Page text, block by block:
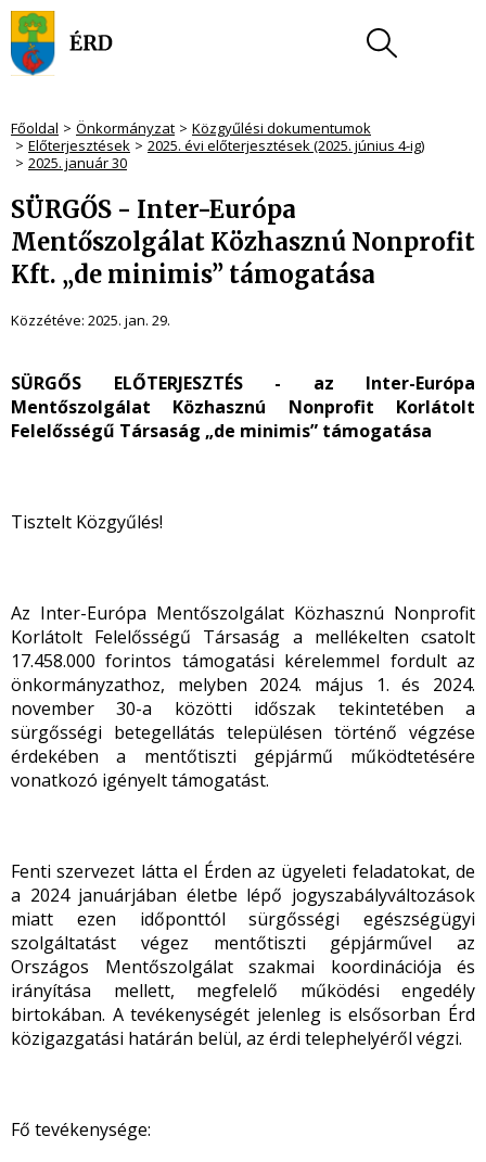
Főoldal Önkormányzat
Közgyűlési dokumentumok
Előterjesztések
2025. évi előterjesztések (2025. június 4-ig)
2025. január 30
SÜRGŐS - Inter-Európa
Mentőszolgálat Közhasznú Nonprofit
Kft. „de minimis” támogatása
Közzétéve: 2025. jan. 29.
SÜRGŐS ELŐTERJESZTÉS - az Inter-Európa
Mentőszolgálat Közhasznú Nonprofit Korlátolt
Felelősségű Társaság „de minimis” támogatása
Tisztelt Közgyűlés!
Az Inter-Európa Mentőszolgálat Közhasznú Nonprofit
Korlátolt Felelősségű Társaság a mellékelten csatolt
17.458.000 forintos támogatási kérelemmel fordult az
önkormányzathoz, melyben 2024. május 1. és 2024.
november 30-a közötti időszak tekintetében a
sürgősségi betegellátás településen történő végzése
érdekében a mentőtiszti gépjármű működtetésére
vonatkozó igényelt támogatást.
Fenti szervezet látta el Érden az ügyeleti feladatokat, de
a 2024 januárjában életbe lépő jogyszabályváltozások
miatt ezen időponttól sürgősségi egészségügyi
szolgáltatást végez mentőtiszti gépjárművel az
Országos Mentőszolgálat szakmai koordinációja és
irányítása mellett, megfelelő működési engedély
birtokában. A tevékenységét jelenleg is elsősorban Érd
közigazgatási határán belül, az érdi telephelyéről végzi.
Fő tevékenysége: